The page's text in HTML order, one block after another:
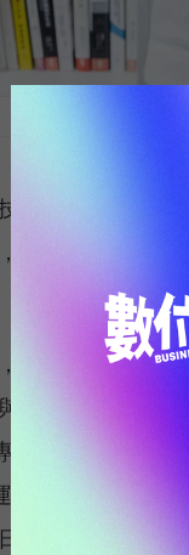
術正以驚人速
每位知識工作
市場對 AI PC
真實使用情境
為商務菁英與
算、2-in-1 翻轉
常工作流程。